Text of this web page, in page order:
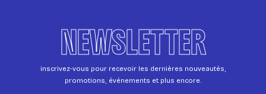
NEWSLETTER
inscrivez-vous pour recevoir les dernières nouveautés,
promotions, événements et plus encore.